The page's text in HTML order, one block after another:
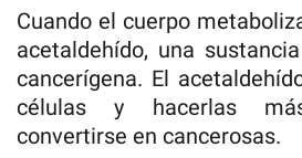
Cuando el cuerpo
acetaldehído, una
cancerígena. El
células y hacerlas
convertirse en cancerosas.